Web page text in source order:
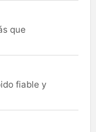
que
fiable y